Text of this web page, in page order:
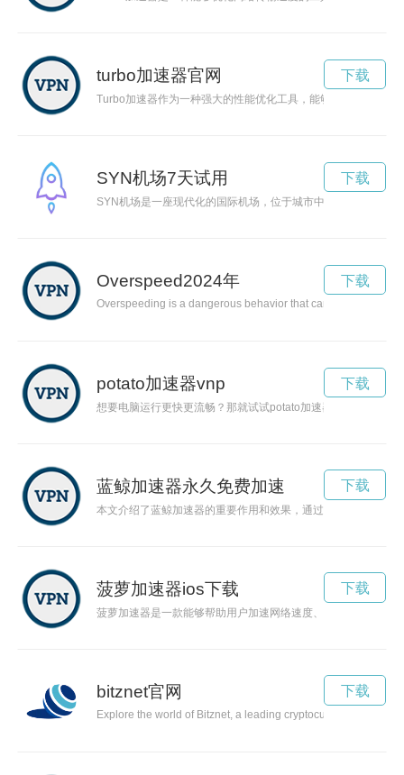
turbo加速器官网
Turbo加速器作为一种强大的性能优化工具，能够帮助用户充
下载
SYN机场7天试用
SYN机场是一座现代化的国际机场，位于城市中心，便捷连接
下载
Overspeed2024年
Overspeeding is a dangerous behavior that can lead to
下载
potato加速器vnp
想要电脑运行更快更流畅？那就试试potato加速器吧！它能够
下载
蓝鲸加速器永久免费加速
本文介绍了蓝鲸加速器的重要作用和效果，通过利用加速技术
下载
菠萝加速器ios下载
菠萝加速器是一款能够帮助用户加速网络速度、稳定网络连接
下载
bitznet官网
Explore the world of Bitznet, a leading cryptocurrency
下载